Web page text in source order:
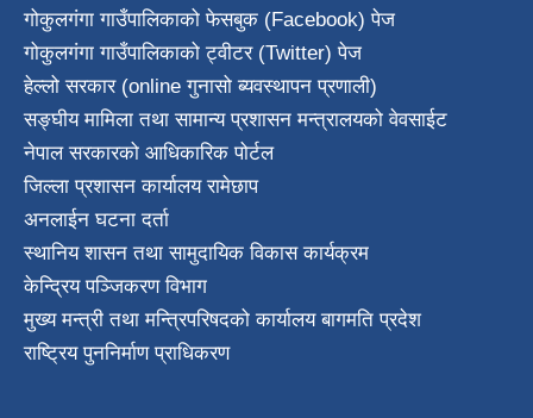
गोकुलगंगा गाउँपालिकाको फेसबुक (Facebook) पेज
गोकुलगंगा गाउँपालिकाको ट्वीटर (Twitter) पेज
हेल्लो सरकार (online गुनासो ब्यवस्थापन प्रणाली)
सङ्घीय मामिला तथा सामान्य प्रशासन मन्त्रालयको वेवसाईट
नेपाल सरकारको आधिकारिक पोर्टल
जिल्ला प्रशासन कार्यालय रामेछाप
अनलाईन घटना दर्ता
स्थानिय शासन तथा सामुदायिक विकास कार्यक्रम
केन्द्रिय पञ्जिकरण विभाग
मुख्य मन्त्री तथा मन्त्रिपरिषदको कार्यालय बागमति प्रदेश
राष्ट्रिय पुननिर्माण प्राधिकरण